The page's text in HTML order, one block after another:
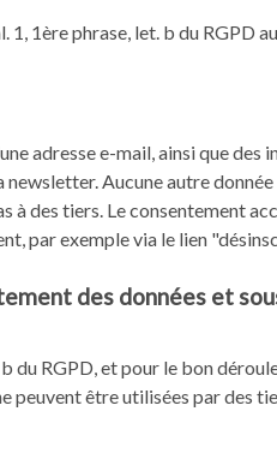
1ère phrase, let. b du RGPD
adresse e-mail, ainsi que
Aucune autre
des tiers. Le consentement
par exemple via le lien
des données et
du RGPD, et pour le bon
peuvent être utilisées par des